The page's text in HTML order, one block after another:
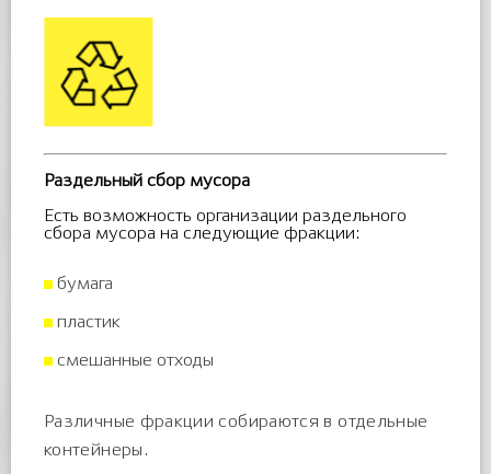
Раздельный сбор мусора
Есть возможность организации раздельного
сбора мусора на следующие фракции:
бумага
пластик
смешанные отходы
Различные фракции собираются в отдельные
контейнеры.